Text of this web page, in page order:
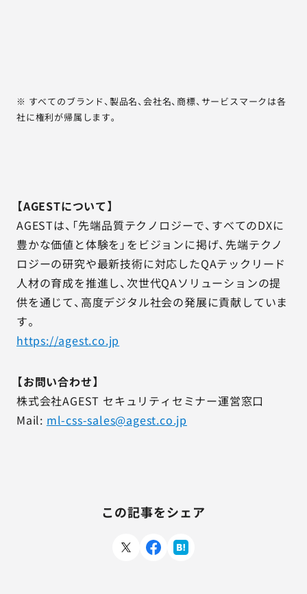
※ すべてのブランド、製品名、会社名、商標、サービスマークは各
社に権利が帰属します。
【AGESTについて】
AGESTは、「先端品質テクノロジーで、すべてのDXに
豊かな価値と体験を」をビジョンに掲げ、先端テクノ
ロジーの研究や最新技術に対応したQAテックリード
人材の育成を推進し、次世代QAソリューションの提
供を通じて、高度デジタル社会の発展に貢献していま
す。
https://agest.co.jp
【お問い合わせ】
株式会社AGEST セキュリティセミナー運営窓口
Mail: ml-css-sales@agest.co.jp
この記事をシェア